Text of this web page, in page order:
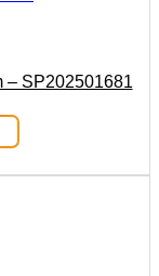
– SP202501681